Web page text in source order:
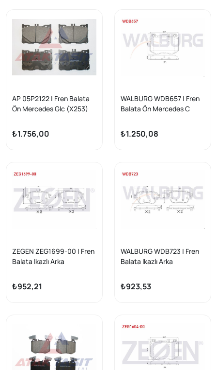
AP 05P2122 | Fren Balata
Ön Mercedes Glc (X253)
E 300 2016-/ E Serisi
(W213) E 350 2016-/ E
₺1.756,00
WALBURG WDB657 | Fren
Balata Ön Mercedes C
2014-/ C 250 Bluetec
2014-/ C 300 Bluetec
₺1.250,08
ZEGEN ZEG1699-00 | Fren
Balata Ikazlı Arka
180 2016-/ E Serisi (W213)
E 220 D 2016-/ E Serisi
₺952,21
WALBURG WDB723 | Fren
Balata Ikazlı Arka
180 2016-/ E Serisi (W213)
E 220 D 2016-/ E Serisi
₺923,53